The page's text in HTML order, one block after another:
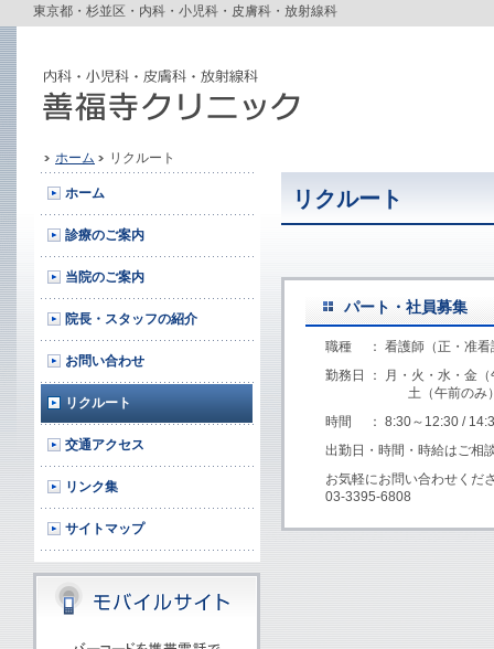
東京都・杉並区・内科・小児科・皮膚科・放射線科
ホーム リクルート
リクルート
パート・社員募集
職種
： 看護師（正・准
勤務日 ： 月・火・水・金
土（午前のみ
時間
： 8:30～12:30 /
出勤日・時間・時給はご相
お気軽にお問い合わせくだ
03-3395-6808
ホーム
診療のご案内
当院のご案内
院長・スタッフの紹介
お問い合わせ
リクルート
交通アクセス
リンク集
サイトマップ